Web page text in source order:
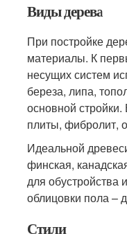
Виды дерева
При постройке
материалы. К
несущих систем
береза, липа,
основной
плиты, фибролит,
Идеальной
финская,
для обустройства
облицовки пола –
Стили